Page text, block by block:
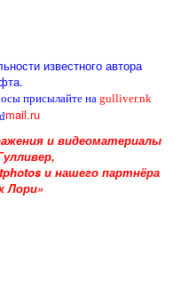
известного автора
.
присылайте на gulliver.nk
mail.ru
и видеоматериалы
и нашего партнёра
Лори»